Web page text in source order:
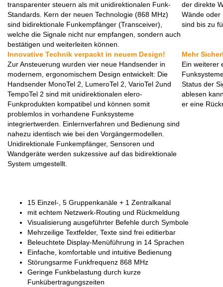
transparenter steuern als mit unidirektionalen Funk-
Standards. Kern der neuen Technologie (868 MHz)
sind bidirektionale Funkempfänger (Transceiver),
welche die Signale nicht nur empfangen, sondern auch
bestätigen und weiterleiten können.
der direkte
Wände oder
sind bis zu
Innovative Technik verpackt in neuem Design!
Mehr
Zur Ansteuerung wurden vier neue Handsender in
modernem, ergonomischem Design entwickelt: Die
Handsender MonoTel 2, LumeroTel 2, VarioTel 2und
TempoTel 2 sind mit unidirektionalen elero-
Funkprodukten kompatibel und können somit
problemlos in vorhandene Funksysteme
integriertwerden. Einlernverfahren und Bedienung sind
nahezu identisch wie bei den Vorgängermodellen.
Unidirektionale Funkempfänger, Sensoren und
Wandgeräte werden sukzessive auf das bidirektionale
System umgestellt.
Ein weiterer
Status der
ablesen
er eine
15 Einzel-, 5 Gruppenkanäle + 1 Zentralkanal
mit echtem Netzwerk-Routing und Rückmeldung
Visualisierung ausgeführter Befehle durch Symbole
Mehrzeilige Textfelder, Texte sind frei editierbar
Beleuchtete Display-Menüführung in 14 Sprachen
Einfache, komfortable und intuitive Bedienung
Störungsarme Funkfrequenz 868 MHz
Geringe Funkbelastung durch kurze
Funkübertragungszeiten